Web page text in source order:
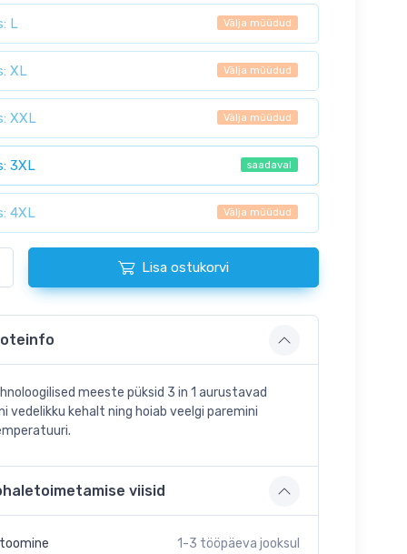
L Välja müüdud
XL Välja müüdud
XXL Välja müüdud
3XL saadaval
4XL Välja müüdud
Lisa ostukorvi
meeste püksid 3 in 1 aurustavad
vedelikku kehalt ning hoiab veelgi paremini
viisid
1-3 tööpäeva jooksul